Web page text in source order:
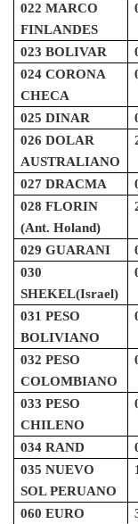
022 MARCO
FINLANDES
023 BOLIVAR
024 CORONA
CHECA
025 DINAR
026 DOLAR
AUSTRALIANO
027 DRACMA
028 FLORIN
(Ant. Holand)
029 GUARANI
030
SHEKEL(Israel)
031 PESO
BOLIVIANO
032 PESO
COLOMBIANO
033 PESO
CHILENO
034 RAND
035 NUEVO
SOL PERUANO
060 EURO